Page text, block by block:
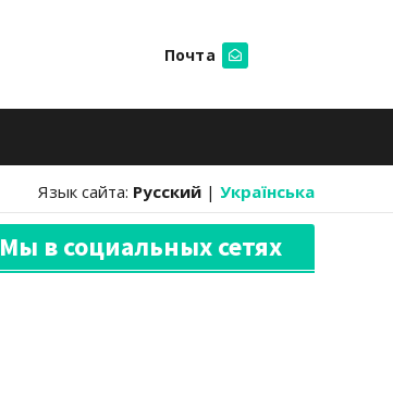
Почта
Язык сайта: Русский | Українська
Мы в социальных сетях